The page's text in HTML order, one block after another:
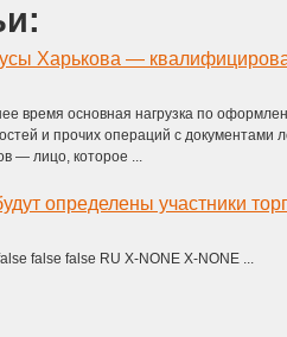
время основная нагрузка по
и прочих операций с документами
— лицо, которое ...
false false RU X-NONE X-NONE ...